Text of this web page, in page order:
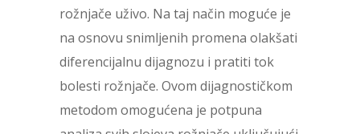
rožnjače uživo. Na taj način moguće je
na osnovu snimljenih promena olakšati
diferencijalnu dijagnozu i pratiti tok
bolesti rožnjače. Ovom dijagnostičkom
metodom omogućena je potpuna